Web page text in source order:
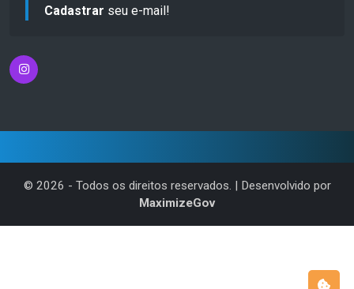
Cadastrar seu e-mail!
© 2026 - Todos os direitos reservados. | Desenvolvido por
MaximizeGov